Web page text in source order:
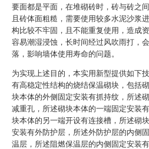
要面都是平面，在堆砌砖时，砖与砖之
且砖体面粗糙，需要使用较多水泥沙浆
构比较不牢固，且不能重复使用，造成
容易潮湿浸蚀，长时间经过风吹雨打，
落，影响墙体使用寿命的问题。
为实现上述目的，本实用新型提供如下
有高稳定性结构的烧结保温砌块，包括
块本体的外侧固定安装有抓持纹，所述
减重孔，所述砌块本体的一端固定安装
块本体的另一端开设有连接槽，所述砌
安装有外防护层，所述外防护层的内侧
温层，所述阻燃保温层的内侧固定安装